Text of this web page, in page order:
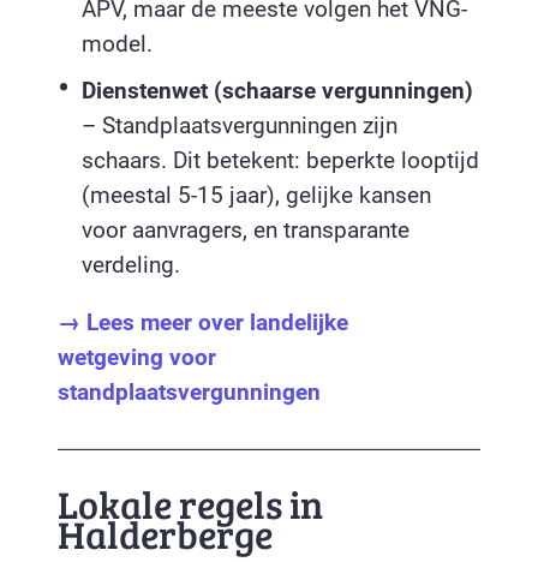
APV, maar de meeste volgen het VNG-
model.
Dienstenwet (schaarse vergunningen)
– Standplaatsvergunningen zijn
schaars. Dit betekent: beperkte looptijd
(meestal 5-15 jaar), gelijke kansen
voor aanvragers, en transparante
verdeling.
→ Lees meer over landelijke
wetgeving voor
standplaatsvergunningen
Lokale regels in
Halderberge